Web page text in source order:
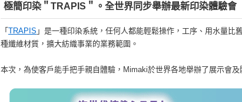
極簡印染＂TRAPIS＂。全世界同步舉辦最新印染體驗會
「 TRAPIS 」是一種印染系統，任何人都能輕鬆操作，工序、用水量比
種纖維材質，擴大紡織事業的業務範圍。
本次，為使客戶能手把手親自體驗，Mimaki於世界各地舉辦了展示會及